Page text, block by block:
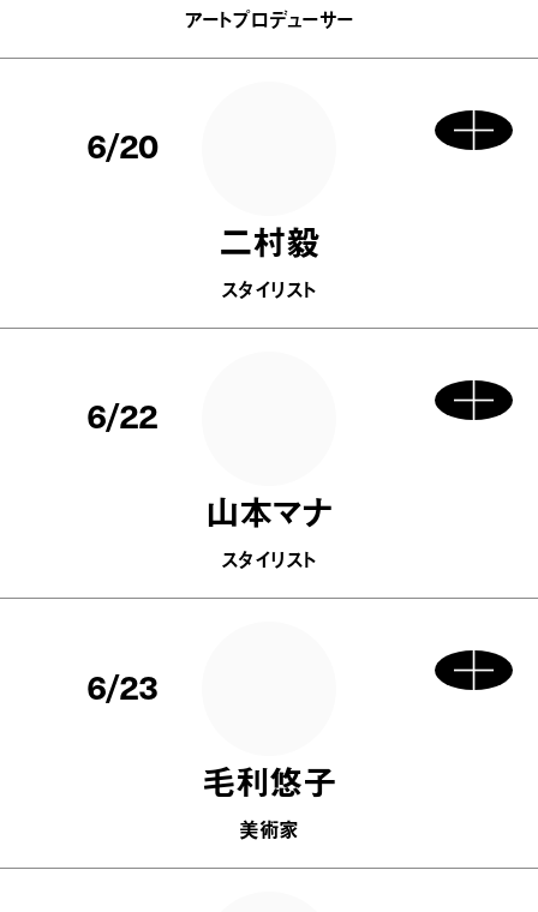
アートプロデューサー
6/20
二村毅
スタイリスト
6/22
山本マナ
スタイリスト
6/23
毛利悠子
美術家